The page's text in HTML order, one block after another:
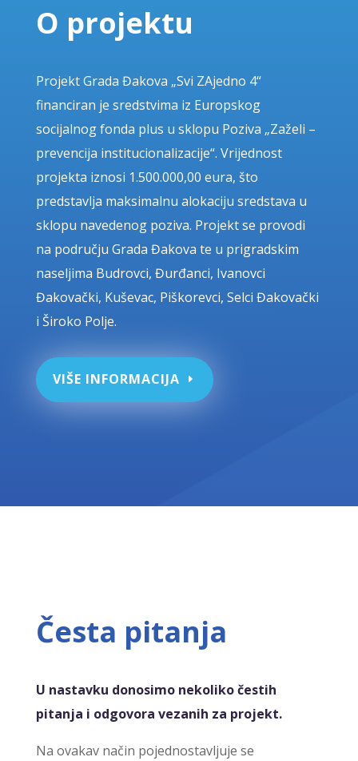
O projektu
Projekt Grada Đakova „Svi ZAjedno 4“
financiran je sredstvima iz Europskog
socijalnog fonda plus u sklopu Poziva „Zaželi –
prevencija institucionalizacije“. Vrijednost
projekta iznosi 1.500.000,00 eura, što
predstavlja maksimalnu alokaciju sredstava u
sklopu navedenog poziva. Projekt se provodi
na području Grada Đakova te u prigradskim
naseljima Budrovci, Đurđanci, Ivanovci
Đakovački, Kuševac, Piškorevci, Selci Đakovački
i Široko Polje.
VIŠE INFORMACIJA
Česta pitanja
U nastavku donosimo nekoliko čestih
pitanja i odgovora vezanih za projekt.
Na ovakav način pojednostavljuje se